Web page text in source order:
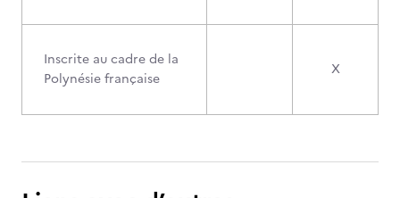
Inscrite au cadre de la
Polynésie française
X